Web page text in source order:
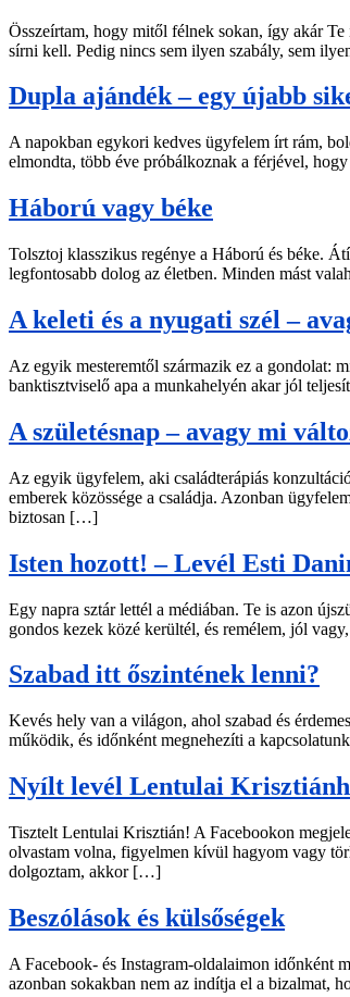
Összeírtam, hogy mitől félnek sokan, így akár
sírni kell. Pedig nincs sem ilyen szabály, sem
Dupla ajándék – egy újabb
A napokban egykori kedves ügyfelem írt rám,
elmondta, több éve próbálkoznak a férjével,
Háború vagy béke
Tolsztoj klasszikus regénye a Háború és béke.
legfontosabb dolog az életben. Minden mást
A keleti és a nyugati szél –
Az egyik mesteremtől származik ez a gondolat:
banktisztviselő apa a munkahelyén akar jól
A születésnap – avagy mi
Az egyik ügyfelem, aki családterápiás
emberek közössége a családja. Azonban
biztosan […]
Isten hozott! – Levél Esti
Egy napra sztár lettél a médiában. Te is azon
gondos kezek közé kerültél, és remélem, jól
Szabad itt őszintének lenni?
Kevés hely van a világon, ahol szabad és
működik, és időnként megnehezíti a
Nyílt levél Lentulai
Tisztelt Lentulai Krisztián! A Facebookon
olvastam volna, figyelmen kívül hagyom vagy
dolgoztam, akkor […]
Beszólások és külsőségek
A Facebook- és Instagram-oldalaimon időnként
azonban sokakban nem az indítja el a bizalmat,